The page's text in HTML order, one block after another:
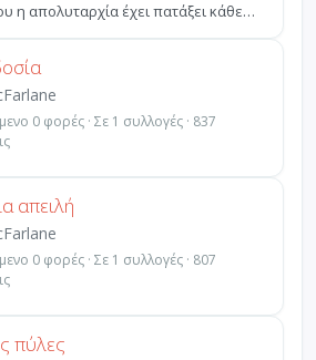
η απολυταρχία έχει πατάξει κάθε
0 φορές · Σε 1 συλλογές · 837
απειλή
0 φορές · Σε 1 συλλογές · 807
πύλες